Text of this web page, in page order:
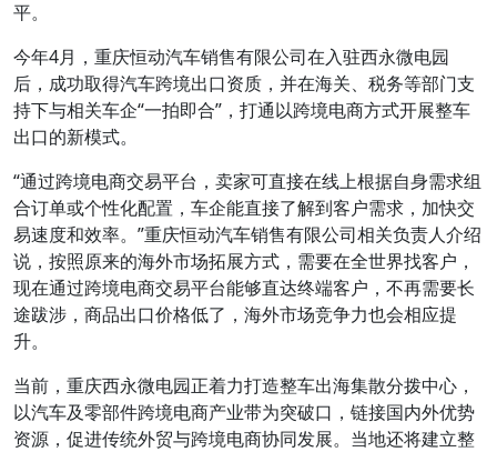
平。
今年4月，重庆恒动汽车销售有限公司在入驻西永微电园
后，成功取得汽车跨境出口资质，并在海关、税务等部门支
持下与相关车企“一拍即合”，打通以跨境电商方式开展整车
出口的新模式。
“通过跨境电商交易平台，卖家可直接在线上根据自身需求组
合订单或个性化配置，车企能直接了解到客户需求，加快交
易速度和效率。”重庆恒动汽车销售有限公司相关负责人介绍
说，按照原来的海外市场拓展方式，需要在全世界找客户，
现在通过跨境电商交易平台能够直达终端客户，不再需要长
途跋涉，商品出口价格低了，海外市场竞争力也会相应提
升。
当前，重庆西永微电园正着力打造整车出海集散分拨中心，
以汽车及零部件跨境电商产业带为突破口，链接国内外优势
资源，促进传统外贸与跨境电商协同发展。当地还将建立整